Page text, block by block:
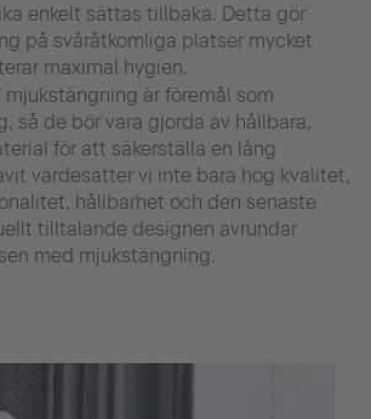
enkelt sättas tillbaka. Detta gör
på svåråtkomliga platser mycket
maximal hygien.
är föremål som
så de bör vara gjorda av hållbara,
för att säkerställa en lång
värdesätter vi inte bara hög kvalitet,
hållbarhet och den senaste
tilltalande designen avrundar
med mjukstängning.